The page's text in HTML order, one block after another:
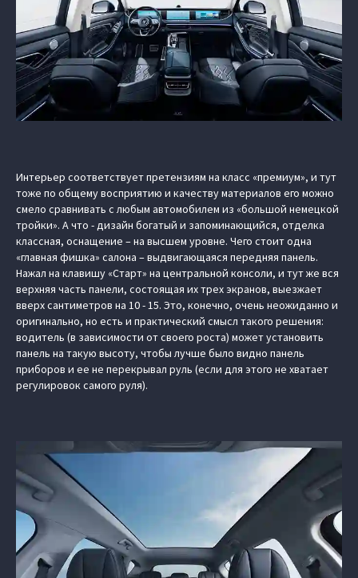
Интерьер соответствует претензиям на класс «премиум», и тут
тоже по общему восприятию и качеству материалов его можно
смело сравнивать с любым автомобилем из «большой немецкой
тройки». А что - дизайн богатый и запоминающийся, отделка
классная, оснащение – на высшем уровне. Чего стоит одна
«главная фишка» салона – выдвигающаяся передняя панель.
Нажал на клавишу «Старт» на центральной консоли, и тут же вся
верхняя часть панели, состоящая их трех экранов, выезжает
вверх сантиметров на 10 - 15. Это, конечно, очень неожиданно и
оригинально, но есть и практический смысл такого решения:
водитель (в зависимости от своего роста) может установить
панель на такую высоту, чтобы лучше было видно панель
приборов и ее не перекрывал руль (если для этого не хватает
регулировок самого руля).